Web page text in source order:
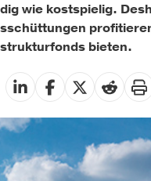
wie kostspielig.
bieten.